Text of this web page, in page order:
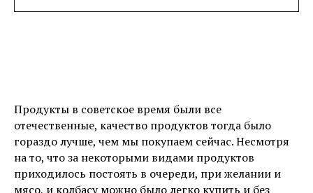
Продукты в советское время были все
отечественные, качество продуктов тогда было
гораздо лучше, чем мы покупаем сейчас. Несмотря
на то, что за некоторыми видами продуктов
приходилось постоять в очереди, при желании и
мясо, и колбасу можно было легко купить и без